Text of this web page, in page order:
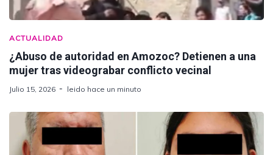
ACTUALIDAD
¿Abuso de autoridad en Amozoc? Detienen a una
mujer tras videograbar conflicto vecinal
Julio 15, 2026 leido hace un minuto